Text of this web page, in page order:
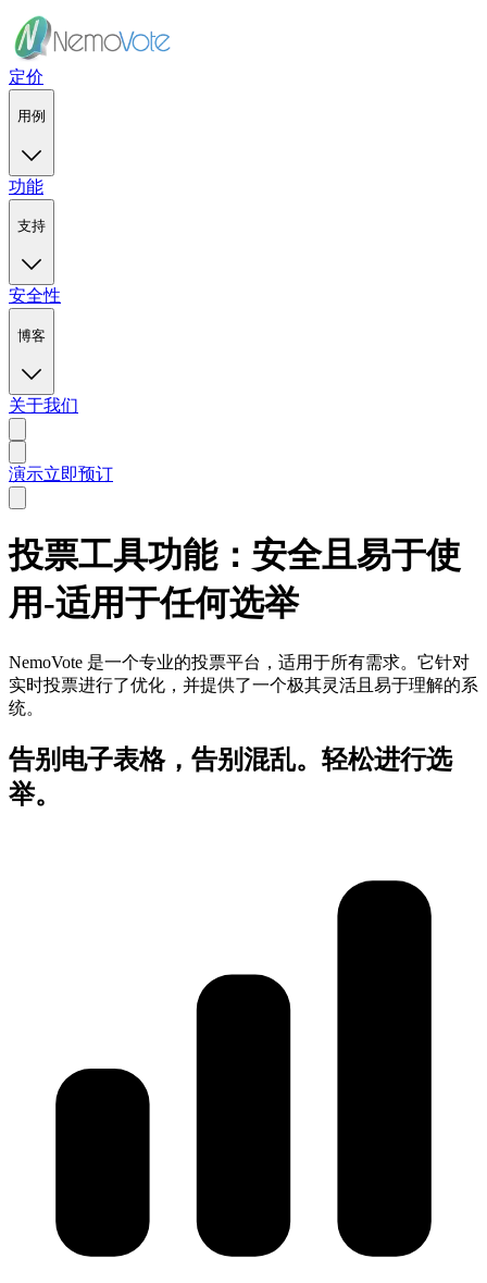
定价
用例
功能
支持
安全性
博客
关于我们
演示立即预订
投票工具功能：安全且易于使
用-适用于任何选举
NemoVote 是一个专业的投票平台，适用于所有需求。它针对
实时投票进行了优化，并提供了一个极其灵活且易于理解的系
统。
告别电子表格，告别混乱。轻松进行选
举。